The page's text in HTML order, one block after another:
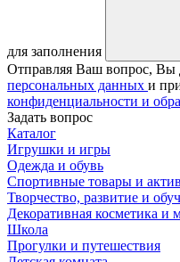
для заполнения
Отправляя Ваш вопрос, Вы
персональных данных и
конфиденциальности и
Задать вопрос
Каталог
Игрушки и игры
Одежда и обувь
Спортивные товары и
Творчество, развитие и
Декоративная косметика и
Школа
Прогулки и путешествия